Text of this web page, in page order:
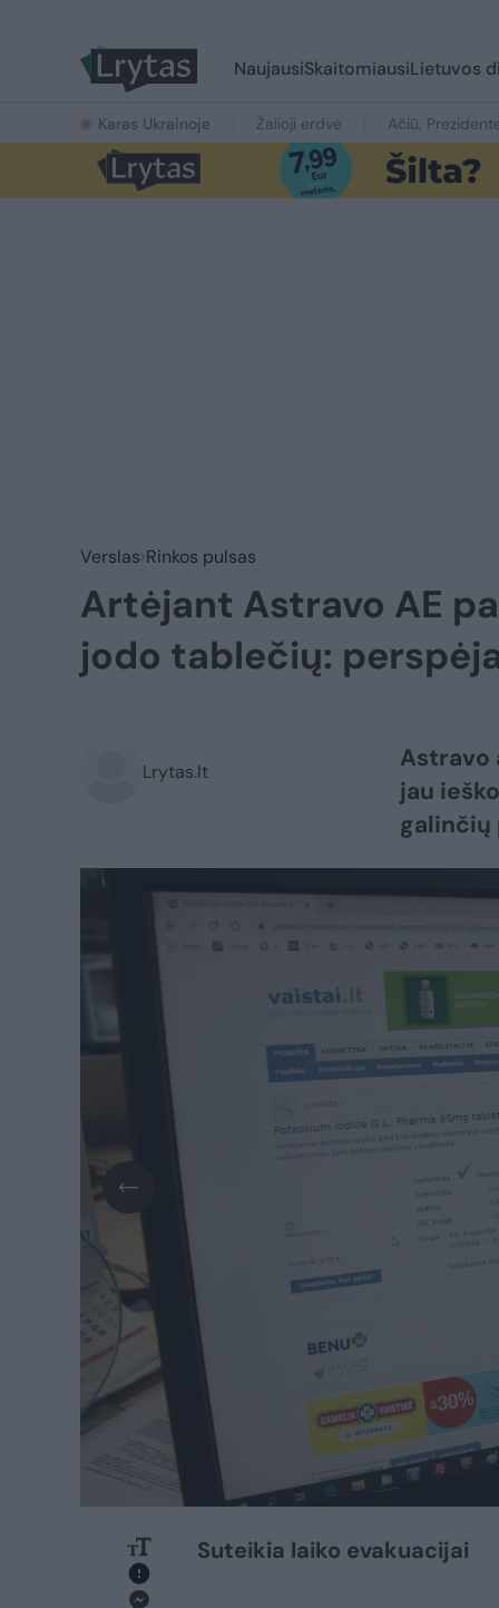
NaujausiSkaitomiausiLietuvos
Karas Ukrainoje Žalioji erdvė Ačiū,
Verslas Rinkos pulsas
Artėjant Astravo AE
jodo tablečių:
Lrytas.lt
Astravo
jau
galinčių
Suteikia laiko evakuacijai